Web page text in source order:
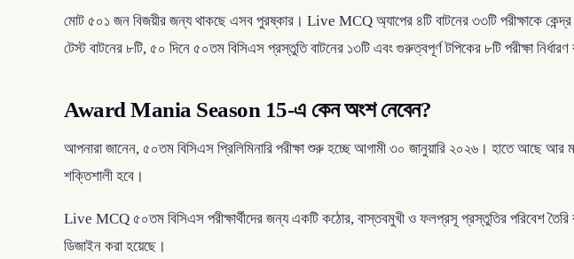
মোট ৫০১ জন বিজয়ীর জন্য থাকছে এসব পুরষ্কার। Live MCQ অ্যাপের ৪টি বাটনের ৩৩টি পরীক্ষাকে
টেস্ট বাটনের ৮টি, ৫০ দিনে ৫০তম বিসিএস প্রস্তুতি বাটনের ১৩টি এবং গুরুত্বপূর্ণ টপিকের ৮টি পরীক্ষা
Award Mania Season 15-এ কেন অংশ নেবেন?
আপনারা জানেন, ৫০তম বিসিএস প্রিলিমিনারি পরীক্ষা শুরু হচ্ছে আগামী ৩০ জানুয়ারি ২০২৬। হাতে আছে
শক্তিশালী হবে।
Live MCQ ৫০তম বিসিএস পরীক্ষার্থীদের জন্য একটি কঠোর, বাস্তবমুখী ও ফলপ্রসূ প্রস্তুতির পরিবেশ
ডিজাইন করা হয়েছে।